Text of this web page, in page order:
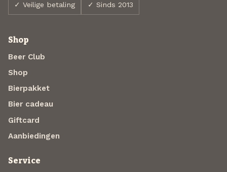
✓ Veilige betaling ✓ Sinds 2013
Shop
Beer Club
Shop
Bierpakket
Bier cadeau
Giftcard
Aanbiedingen
Service